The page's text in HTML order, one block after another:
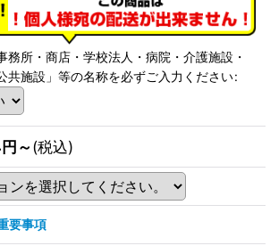
務所・商店・学校法人・病院・介護施設・
共施設」等の名称を必ずご入力ください:
円～(税込)
要事項